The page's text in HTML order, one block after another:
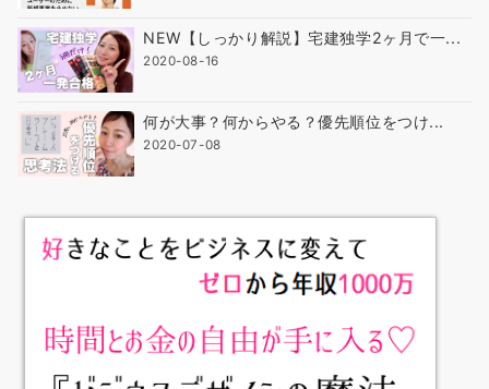
NEW【しっかり解説】宅建独学2ヶ月で一...
2020-08-16
何が大事？何からやる？優先順位をつけ...
2020-07-08